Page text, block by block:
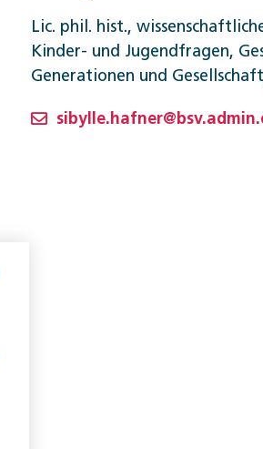
Lic. phil. hist.,
Kinder- und Jugendfragen,
Generationen und